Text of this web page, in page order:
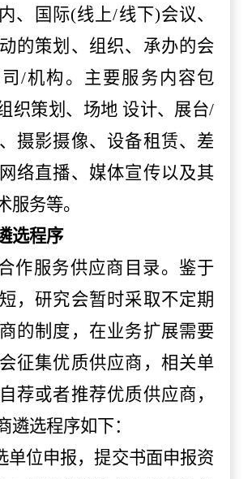
、国际(线上/线下)会议、
的策划、组织、承办的会
/机构。主要服务内容包
织策划、场地 设计、展台/
摄影摄像、设备租赁、差
络直播、媒体宣传以及其
服务等。
选程序
作服务供应商目录。 鉴于
，研究会暂时采取不定期
的制度，在业务扩展需要
征集优质供应商，相关单
荐或者推荐优质供应商 ，
遴选程序如下：
单位申报，提交书面申报资